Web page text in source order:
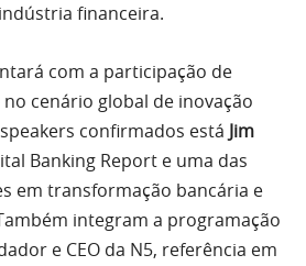
financeira.
com a participação de
cenário global de inovação
confirmados está Jim
Banking Report e uma das
em transformação bancária e
integram a programação
e CEO da N5, referência em